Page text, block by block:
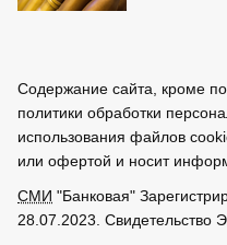
Содержание сайта, кроме
политики обработки
использования файлов
или офертой и носит
СМИ "Банковая"
28.07.2023.